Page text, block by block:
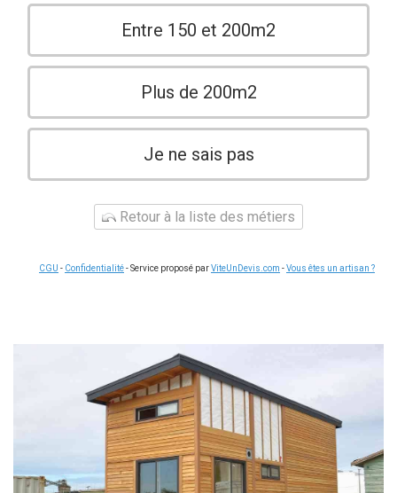
Entre 150 et 200m2
Plus de 200m2
Je ne sais pas
Retour à la liste des métiers
CGU - Confidentialité- Service proposé parViteUnDevis.com -Vous êtes un artisan ?